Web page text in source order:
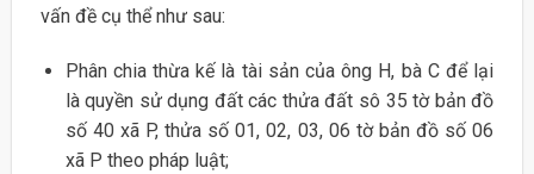
vấn đề cụ thể như sau:
Phân chia thừa kế là tài sản của ông H, bà C để lại
là quyền sử dụng đất các thửa đất sô 35 tờ bản đồ
số 40 xã P, thửa số 01, 02, 03, 06 tờ bản đồ số 06
xã P theo pháp luật;